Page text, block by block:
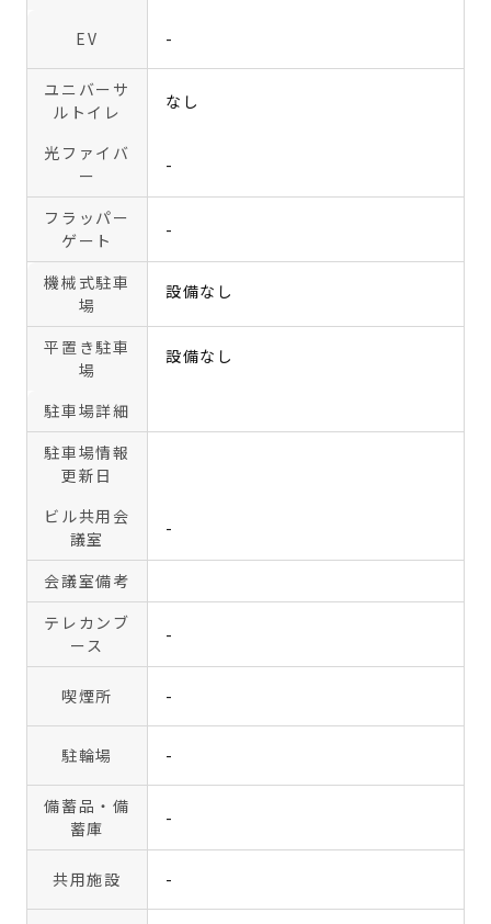
EV -
ユニバーサ
ルトイレ
なし
光ファイバ
ー
-
フラッパー
ゲート
-
機械式駐車
場
設備なし
平置き駐車
場
設備なし
駐車場詳細
駐車場情報
更新日
ビル共用会
議室
-
会議室備考
テレカンブ
ース
-
喫煙所 -
駐輪場 -
備蓄品・備
蓄庫
-
共用施設 -